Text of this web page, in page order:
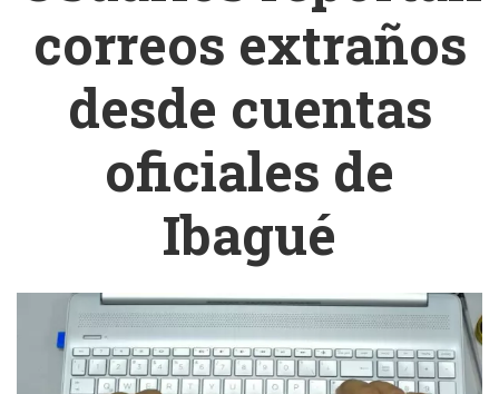
correos extraños
desde cuentas
oficiales de
Ibagué